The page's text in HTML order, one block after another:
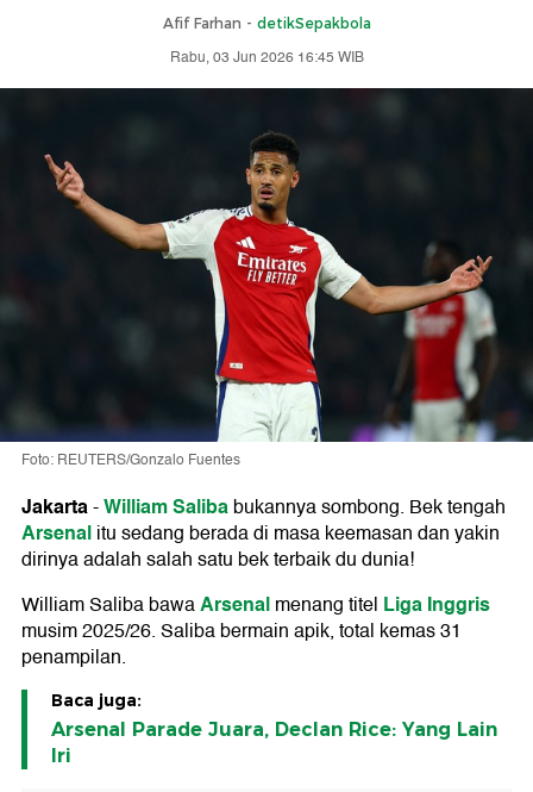
Afif Farhan - detikSepakbola
Rabu, 03 Jun 2026 16:45 WIB
Foto: REUTERS/Gonzalo Fuentes
Jakarta-William Salibabukannya sombong. Bek tengah
Arsenalitu sedang berada di masa keemasan dan yakin
dirinya adalah salah satu bek terbaik du dunia!
William Saliba bawaArsenalmenang titel Liga Inggris
musim 2025/26. Saliba bermain apik, total kemas 31
penampilan.
Baca juga:
Arsenal Parade Juara, Declan Rice: Yang Lain
Iri